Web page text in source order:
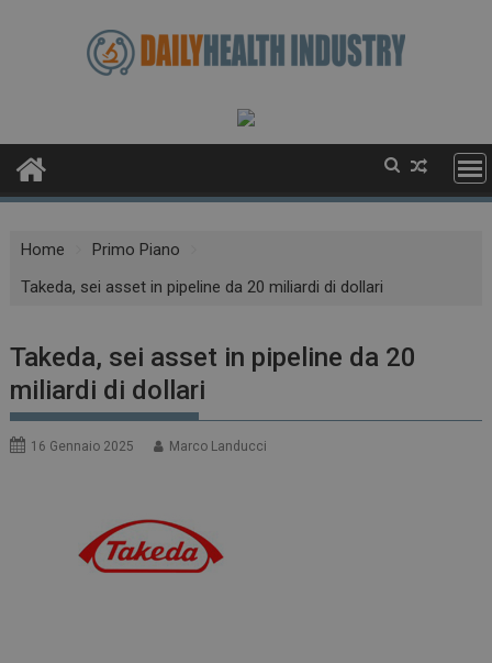
Home
Primo Piano
Takeda, sei asset in pipeline da 20 miliardi di dollari
Takeda, sei asset in pipeline da 20
miliardi di dollari
16 Gennaio 2025 Marco Landucci